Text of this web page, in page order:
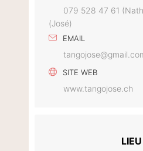
079 528 47 61
(José)
EMAIL
SITE WEB
www.tangojose.ch
LIEU